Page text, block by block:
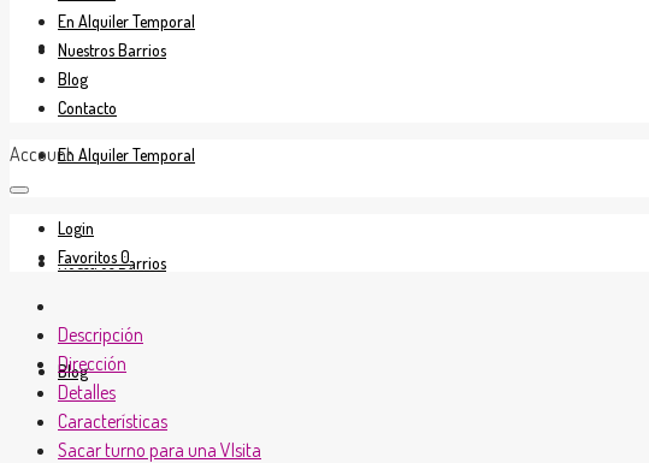
En Venta
En Alquiler Temporal
Nuestros Barrios
Blog
En Alquiler Temporal
Nuestros Barrios
Blog
Contacto
Account
Login
Favoritos0
Descripción
Dirección
Detalles
Características
Sacar turno para una VIsita